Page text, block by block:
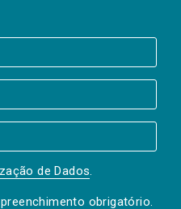
de Dados.
obrigatório.